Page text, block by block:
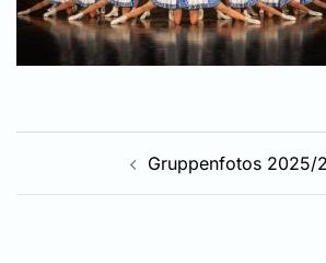
Beitragsnavigation
Gruppenfotos 2025/